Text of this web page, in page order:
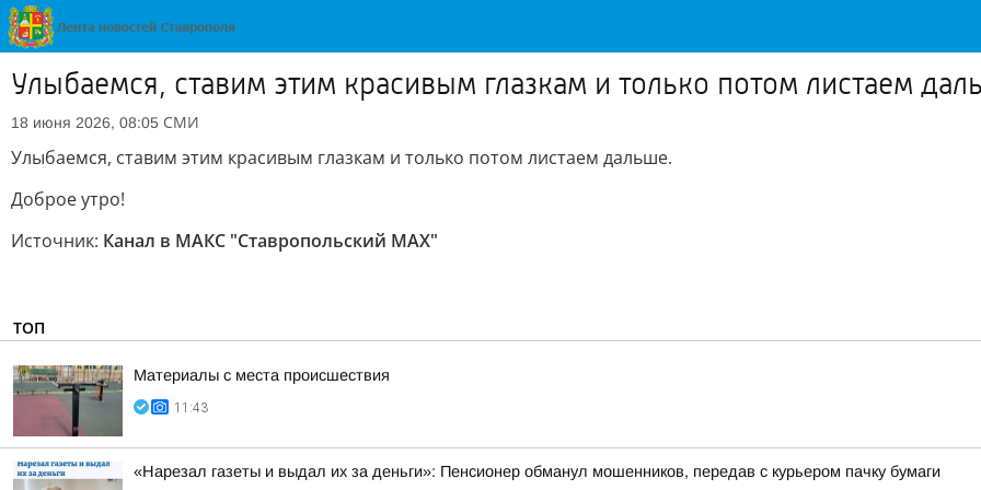
Улыбаемся, ставим этим красивым глазкам и только потом листаем
18 июня 2026, 08:05 СМИ
Улыбаемся, ставим этим красивым глазкам и только потом листаем дальше.
Доброе утро!
Источник: Канал в МАКС "Ставропольский MAX"
ТОП
Материалы с места происшествия
11:43
«Нарезал газеты и выдал их за деньги»: Пенсионер обманул мошенников, передав с курьером пачку бумаги